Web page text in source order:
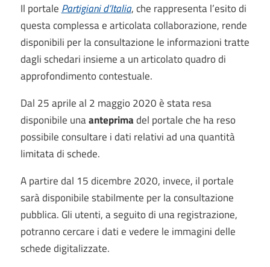
Il portale Partigiani d’Italia, che rappresenta l’esito di
questa complessa e articolata collaborazione, rende
disponibili per la consultazione le informazioni tratte
dagli schedari insieme a un articolato quadro di
approfondimento contestuale.
Dal 25 aprile al 2 maggio 2020 è stata resa
disponibile unaanteprimadel portale che ha reso
possibile consultare i dati relativi ad una quantità
limitata di schede.
A partire dal 15 dicembre 2020, invece, il portale
sarà disponibile stabilmente per la consultazione
pubblica. Gli utenti, a seguito di una registrazione,
potranno cercare i dati e vedere le immagini delle
schede digitalizzate.